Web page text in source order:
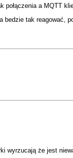
a MQTT
tak reagować,
wyrzucają że jest